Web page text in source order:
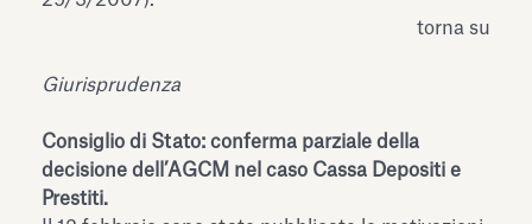
torna su
Giurisprudenza
Consiglio di Stato: conferma parziale della
decisione dell’AGCM nel caso Cassa Depositi e
Prestiti.